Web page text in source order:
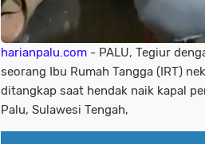
harianpalu.com - PALU, Tegiur
seorang Ibu Rumah Tangga (IRT)
ditangkap saat hendak naik kapal
Palu, Sulawesi Tengah,